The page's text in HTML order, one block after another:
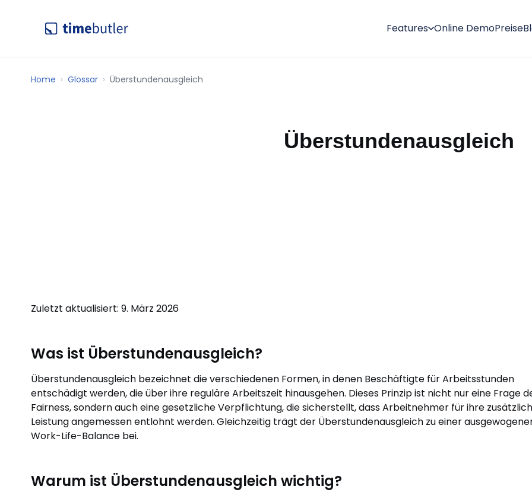
Features Online DemoPreise
Home Glossar Überstundenausgleich
Überstundenausgleich
Zuletzt aktualisiert: 9. März 2026
Was ist Überstundenausgleich?
Überstundenausgleich bezeichnet die verschiedenen Formen, in denen Beschäftigte für Arbeitsstunden
entschädigt werden, die über ihre reguläre Arbeitszeit hinausgehen. Dieses Prinzip ist nicht nur eine Frage
Fairness, sondern auch eine gesetzliche Verpflichtung, die sicherstellt, dass Arbeitnehmer für ihre
Leistung angemessen entlohnt werden. Gleichzeitig trägt der Überstundenausgleich zu einer
Work-Life-Balance bei.
Warum ist Überstundenausgleich wichtig?